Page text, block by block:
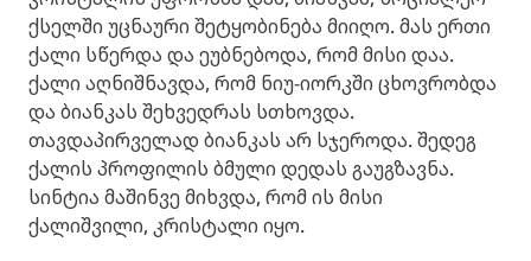
ქსელში უცნაური შეტყობინება მიიღო. მას ერთი
ქალი სწერდა და ეუბნებოდა, რომ მისი დაა.
ქალი აღნიშნავდა, რომ ნიუ-იორკში ცხოვრობდა
და ბიანკას შეხვედრას სთხოვდა.
თავდაპირველად ბიანკას არ სჯეროდა. შედეგ
ქალის პროფილის ბმული დედას გაუგზავნა.
სინტია მაშინვე მიხვდა, რომ ის მისი
ქალიშვილი, კრისტალი იყო.